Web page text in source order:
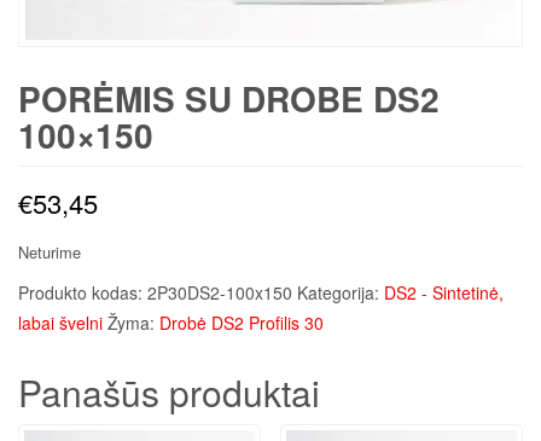
PORĖMIS SU DROBE DS2
100×150
€53,45
Neturime
Produkto kodas: 2P30DS2-100x150 Kategorija: DS2 - Sintetinė,
labai švelni Žyma: Drobė DS2 Profilis 30
Panašūs produktai